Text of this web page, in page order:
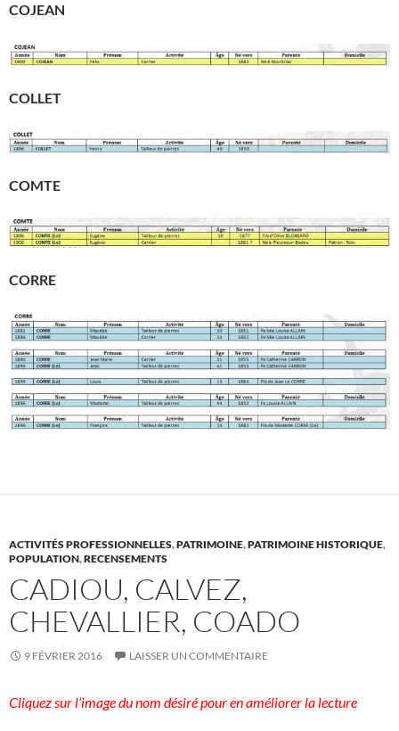
COJEAN
COLLET
COMTE
CORRE
ACTIVITÉS PROFESSIONNELLES,PATRIMOINE,PATRIMOINE HISTORIQUE,
POPULATION,RECENSEMENTS
CADIOU, CALVEZ,
CHEVALLIER, COADO
9 FÉVRIER 2016 LAISSER UN COMMENTAIRE
Cliquez sur l’image du nom désiré pour en améliorer la lecture